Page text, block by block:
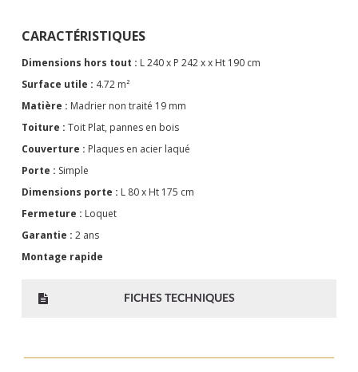
CARACTÉRISTIQUES
Dimensions hors tout : L 240 x P 242 x x Ht 190 cm
Surface utile : 4.72 m²
Matière : Madrier non traité 19 mm
Toiture : Toit Plat, pannes en bois
Couverture : Plaques en acier laqué
Porte : Simple
Dimensions porte : L 80 x Ht 175 cm
Fermeture : Loquet
Garantie : 2 ans
Montage rapide
FICHES TECHNIQUES